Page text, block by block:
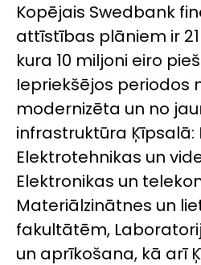
Kopējais Swedbank
attīstības plāniem ir
kura 10 miljoni eiro
Iepriekšējos periodos
modernizēta un no
infrastruktūra Ķīpsalā:
Elektrotehnikas un
Elektronikas un
Materiālzinātnes un
fakultātēm,
un aprīkošana, kā arī